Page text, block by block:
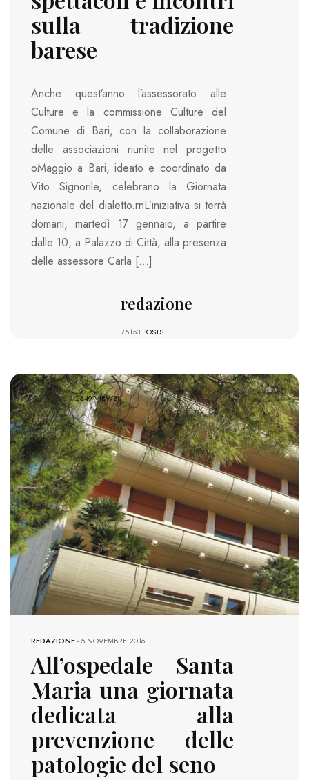
sulla tradizione
barese
Anche quest’anno l’assessorato alle
Culture e la commissione Culture del
Comune di Bari, con la collaborazione
delle associazioni riunite nel progetto
oMaggio a Bari, ideato e coordinato da
Vito Signorile, celebrano la Giornata
nazionale del dialetto.rnL’iniziativa si terrà
domani, martedì 17 gennaio, a partire
dalle 10, a Palazzo di Città, alla presenza
delle assessore Carla […]
redazione
75153 POSTS
2649 VIEWS
REDAZIONE-5 NOVEMBRE 2016
All’ospedale Santa
Maria una giornata
dedicata alla
prevenzione delle
patologie del seno